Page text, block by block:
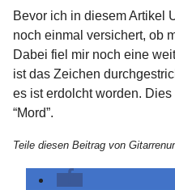
Bevor ich in diesem Artikel
noch einmal versichert, ob
Dabei fiel mir noch eine
ist das Zeichen
es ist erdolcht worden.
“Mord”.
Teile diesen Beitrag von